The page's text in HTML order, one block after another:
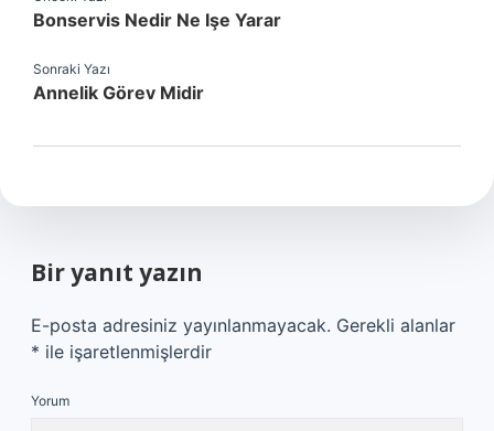
Bonservis Nedir Ne Işe Yarar
Sonraki Yazı
Annelik Görev Midir
Bir yanıt yazın
E-posta adresiniz yayınlanmayacak. Gerekli alanlar
* ile işaretlenmişlerdir
Yorum